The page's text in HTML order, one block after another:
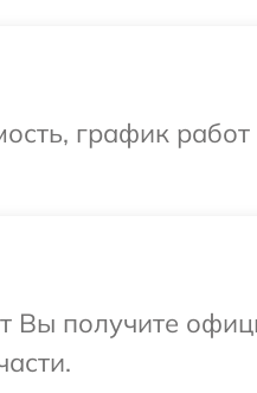
график
Вы получите